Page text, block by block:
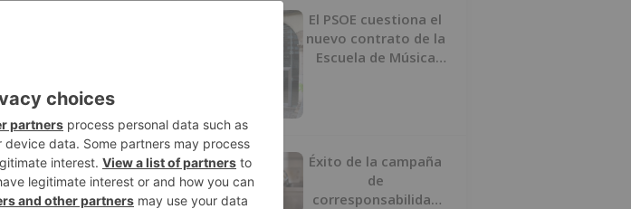
resto de socios
que obligó
en Burgos a
se ha
mayo y junio
al
El PSOE cuestiona el
nuevo contrato de la
Escuela de Música
5
Éxito de la campaña
de
corresponsabilidad